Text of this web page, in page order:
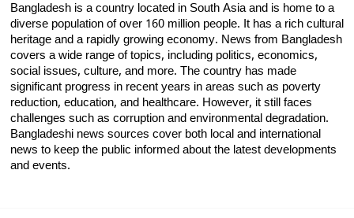
Bangladesh is a country located in South Asia and is home to a
diverse population of over 160 million people. It has a rich cultural
heritage and a rapidly growing economy. News from Bangladesh
covers a wide range of topics, including politics, economics,
social issues, culture, and more. The country has made
significant progress in recent years in areas such as poverty
reduction, education, and healthcare. However, it still faces
challenges such as corruption and environmental degradation.
Bangladeshi news sources cover both local and international
news to keep the public informed about the latest developments
and events.